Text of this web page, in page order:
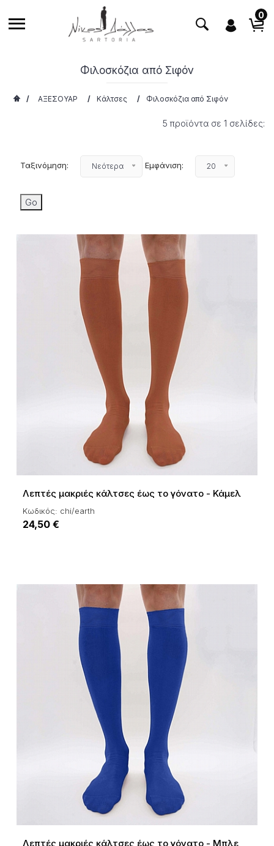
0
Φιλοσκόζια από Σιφόν
/ ΑΞΕΣΟΥΑΡ / Κάλτσες / Φιλοσκόζια από Σιφόν
5 προϊόντα σε 1 σελίδες:
Ταξινόμηση: Νεότερα Εμφάνιση: 20
Λεπτές μακριές κάλτσες έως το γόνατο - Κάμελ
Κωδικός: chi/earth
24,50 €
Λεπτές μακριές κάλτσες έως το γόνατο - Μπλε